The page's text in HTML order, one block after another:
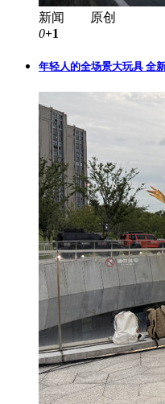
新闻 原创
0+1
年轻人的全场景大玩具 全